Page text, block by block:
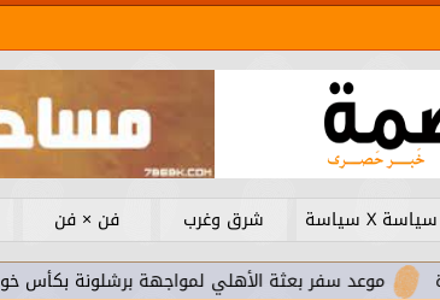
سياسة X سياسة شرق وغرب فن × فن
بعثة الأهلي لمواجهة برشلونة بكأس خوان جامبر